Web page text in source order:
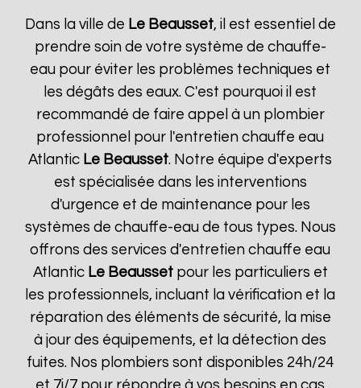
Dans la ville de Le Beausset, il est essentiel de
prendre soin de votre système de chauffe-
eau pour éviter les problèmes techniques et
les dégâts des eaux. C'est pourquoi il est
recommandé de faire appel à un plombier
professionnel pour l'entretien chauffe eau
Atlantic Le Beausset. Notre équipe d'experts
est spécialisée dans les interventions
d'urgence et de maintenance pour les
systèmes de chauffe-eau de tous types. Nous
offrons des services d'entretien chauffe eau
Atlantic Le Beaussetpour les particuliers et
les professionnels, incluant la vérification et la
réparation des éléments de sécurité, la mise
à jour des équipements, et la détection des
fuites. Nos plombiers sont disponibles 24h/24